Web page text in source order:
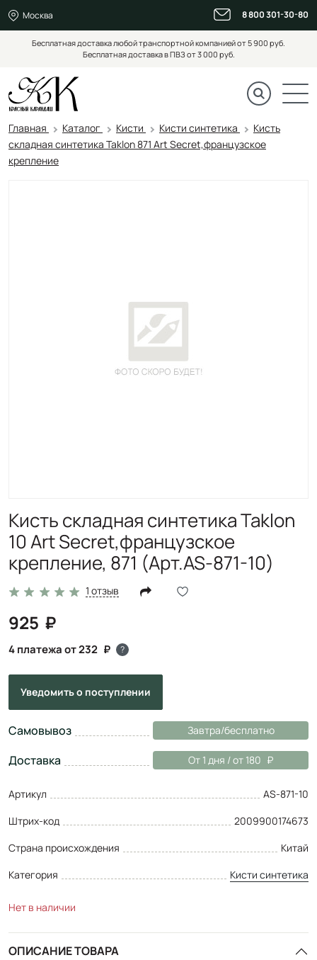
Москва 8 800 301-30-80
Бесплатная доставка любой транспортной компанией от 5 900 руб.
Бесплатная доставка в ПВЗ от 3 000 руб.
Главная Каталог Кисти Кисти синтетика
Кисть
складная синтетика Taklon 871 Art Secret,французское
крепление
Кисть складная синтетика Taklon
10 Art Secret,французское
крепление, 871 (Арт.AS-871-10)
1 отзыв
925
4 платежа от 232 ?
Уведомитьо поступлении
Самовывоз Завтра/бесплатно
Доставка От 1 дня / от 180
Артикул
AS-871-10
Штрих-код
2009900174673
Страна происхождения
Китай
Категория
Кисти синтетика
Нет в наличии
ОПИСАНИЕ ТОВАРА